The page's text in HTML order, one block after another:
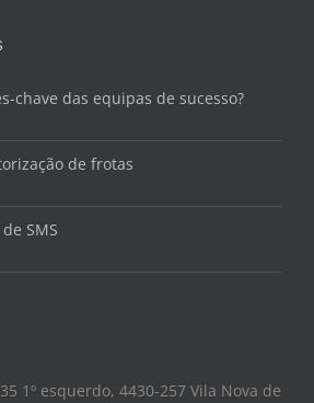
chave das equipas de sucesso?
de frotas
SMS
1º esquerdo, 4430-257 Vila Nova de